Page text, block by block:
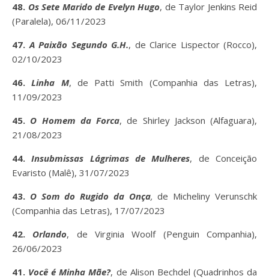
48. Os Sete Marido de Evelyn Hugo, de Taylor Jenkins Reid
(Paralela), 06/11/2023
47.A Paixão Segundo G.H., de Clarice Lispector (Rocco),
02/10/2023
46.Linha M, de Patti Smith (Companhia das Letras),
11/09/2023
45. O Homem da Forca, de Shirley Jackson (Alfaguara),
21/08/2023
44.Insubmissas Lágrimas de Mulheres, de Conceição
Evaristo (Malê), 31/07/2023
43. O Som do Rugido da Onça, de Micheliny Verunschk
(Companhia das Letras), 17/07/2023
42. Orlando, de Virginia Woolf (Penguin Companhia),
26/06/2023
41. Você é Minha Mãe?, de Alison Bechdel (Quadrinhos da